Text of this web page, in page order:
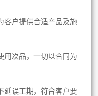
客户提供合适产品及施
用次品，一切以合同为
延误工期，符合客户要